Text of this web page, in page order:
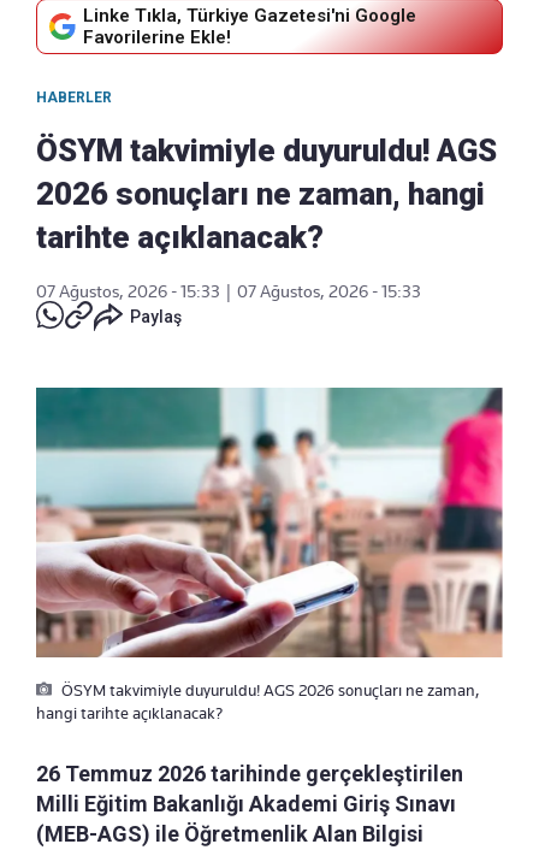
Linke Tıkla, Türkiye Gazetesi'ni Google
Favorilerine Ekle!
HABERLER
ÖSYM takvimiyle duyuruldu! AGS
2026 sonuçları ne zaman, hangi
tarihte açıklanacak?
07 Ağustos, 2026 - 15:33
07 Ağustos, 2026 - 15:33
Paylaş
ÖSYM takvimiyle duyuruldu! AGS 2026 sonuçları ne zaman,
hangi tarihte açıklanacak?
26 Temmuz 2026 tarihinde gerçekleştirilen
Milli Eğitim Bakanlığı Akademi Giriş Sınavı
(MEB-AGS) ile Öğretmenlik Alan Bilgisi